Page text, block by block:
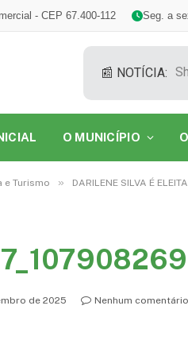
- CEP 67.400-112 Seg. a
📰 NOTÍCIA:
O MUNICÍPIO
e Turismo » DARILENE SILVA É
de 2025 Nenhum comentário